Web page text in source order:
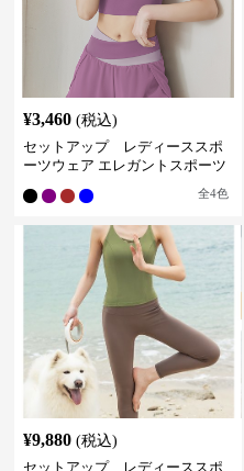
¥3,460 (税込)
セットアップ レディーススポ
ーツウェア エレガントスポーツ
全4色
¥9,880 (税込)
セットアップ レディーススポ